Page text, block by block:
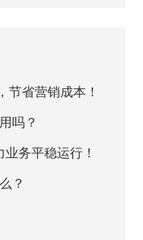
节省营销成本！
吗？
业务平稳运行！
？